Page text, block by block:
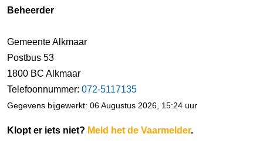
Beheerder
Gemeente Alkmaar
Postbus 53
1800 BC Alkmaar
Telefoonnummer: 072-5117135
Gegevens bijgewerkt: 06 Augustus 2026, 15:24 uur
Klopt er iets niet? Meld het de Vaarmelder.